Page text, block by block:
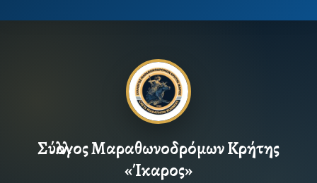
Σύλλογος Μαραθωνοδρόμων Κρήτης
«Ίκαρος»